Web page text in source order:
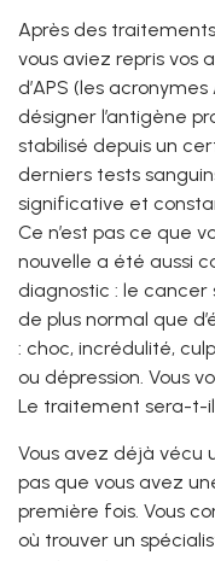
Après des
vous aviez repris vos
d’APS (les
désigner l’antigène
stabilisé depuis un
derniers tests
significative et
Ce n’est pas ce que
nouvelle a été aussi
diagnostic : le
de plus normal que
: choc, incrédulité,
ou dépression. Vous
Le traitement sera-t-
Vous avez déjà vécu
pas que vous avez
première fois. Vous
où trouver un